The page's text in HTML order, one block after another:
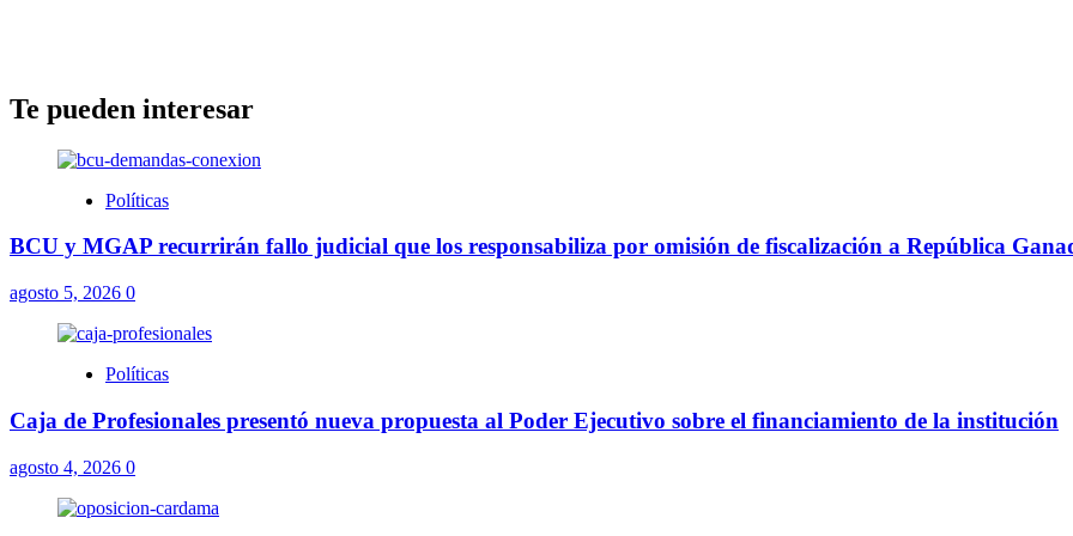
Te pueden interesar
Políticas
BCU y MGAP recurrirán fallo judicial que los responsabiliza por omisión de fiscalización a República
agosto 5, 2026 0
Políticas
Caja de Profesionales presentó nueva propuesta al Poder Ejecutivo sobre el financiamiento de la institución
agosto 4, 2026 0